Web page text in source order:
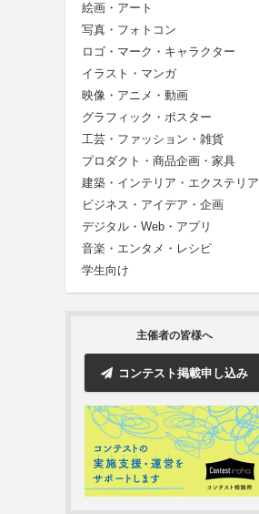
絵画・アート
写真・フォトコン
ロゴ・マーク・キャラクター
イラスト・マンガ
映像・アニメ・動画
グラフィック・ポスター
工芸・ファッション・雑貨
プロダクト・商品企画・家具
建築・インテリア・エクステリア
ビジネス・アイデア・企画
デジタル・Web・アプリ
音楽・エンタメ・レシピ
学生向け
主催者の皆様へ
コンテスト掲載申し込み